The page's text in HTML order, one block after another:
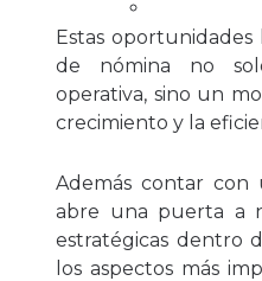
Estas
de nómina no
operativa, sino un
crecimiento y la
Además contar con
abre una puerta a
estratégicas dentro
los aspectos más